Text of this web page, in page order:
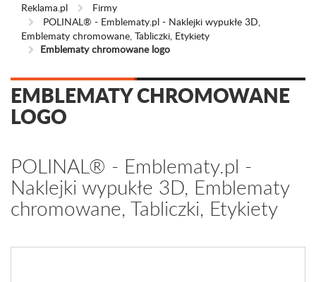
Reklama.pl
Firmy
POLINAL® - Emblematy.pl - Naklejki wypukłe 3D,
Emblematy chromowane, Tabliczki, Etykiety
Emblematy chromowane logo
EMBLEMATY CHROMOWANE
LOGO
POLINAL® - Emblematy.pl -
Naklejki wypukłe 3D, Emblematy
chromowane, Tabliczki, Etykiety